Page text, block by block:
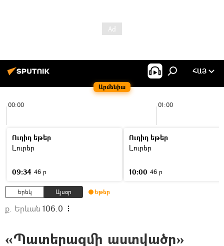
Արմենիա
ՀԱՅ
00:00 01:00
Ուղիղ եթեր
Լուրեր
09:34 46 ր
Ուղիղ եթեր
Լուրեր
10:00 46 ր
Երեկ Այսօր Եթեր
ք. Երևան 106.0
«Պատերազմի աստվածը»